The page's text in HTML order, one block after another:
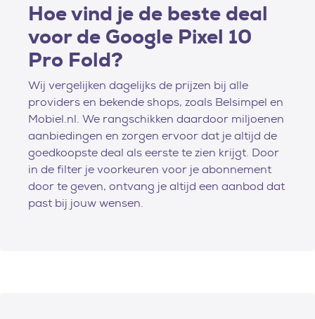
Hoe vind je de beste deal
voor de Google Pixel 10
Pro Fold?
Wij vergelijken dagelijks de prijzen bij alle
providers en bekende shops, zoals Belsimpel en
Mobiel.nl. We rangschikken daardoor miljoenen
aanbiedingen en zorgen ervoor dat je altijd de
goedkoopste deal als eerste te zien krijgt. Door
in de filter je voorkeuren voor je abonnement
door te geven, ontvang je altijd een aanbod dat
past bij jouw wensen.